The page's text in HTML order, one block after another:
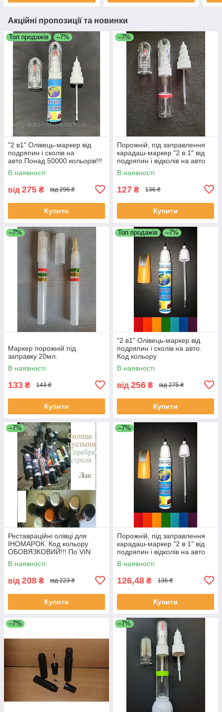
Акційні пропозиції та новинки
Топ продажів –7%
"2 в1" Олівець-маркер від
подряпин і сколів на
авто.Понад 50000 кольорів!!!
В наявності
від 275 ₴ від 296 ₴
Купити
–7%
Порожній, під заправлення
карадаш-маркер "2 в 1" від
подряпин і відколів на авто
20 мл.
В наявності
127 ₴ 136 ₴
Купити
–7%
Маркер порожній під
заправку 20мл.
В наявності
133 ₴ 143 ₴
Купити
Топ продажів –7%
"2 в1" Олівець-маркер від
подряпин і сколів на авто.
Код кольору
ОБОВ'ЯЗКОВИЙ!!!
В наявності
від 256 ₴ від 275 ₴
Купити
–7%
Реставраційні олівці для
ІНОМАРОК. Код кольору
ОБОВЯЗКОВИЙ!!! По VIN
коду не працюемо!!!
В наявності
від 208 ₴ від 223 ₴
Купити
–7%
Порожній, під заправлення
карадаш-маркер "2 в 1" від
подряпин і відколів на авто
12 мл.
В наявності
126,48 ₴ 136 ₴
Купити
–7% –7%